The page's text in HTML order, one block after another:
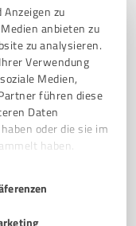
zu
anbieten zu
zu analysieren.
Verwendung
Medien,
führen diese
Daten
oder die sie im
haben.
LOGO-DESIGN
LÖSUNGEN
Elmshorn